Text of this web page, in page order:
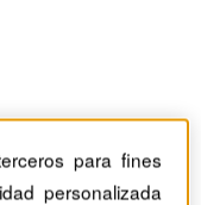
para fines
personalizada